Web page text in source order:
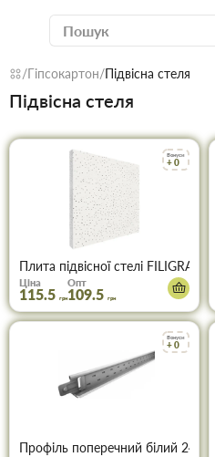
Гіпсокартон Підвісна стеля
Підвісна стеля
Бонуси
+ 0
Плита підвісної стелі
Ціна
115.5 грн
Опт
109.5 грн
Бонуси
+ 0
Профiль поперечний бiлий